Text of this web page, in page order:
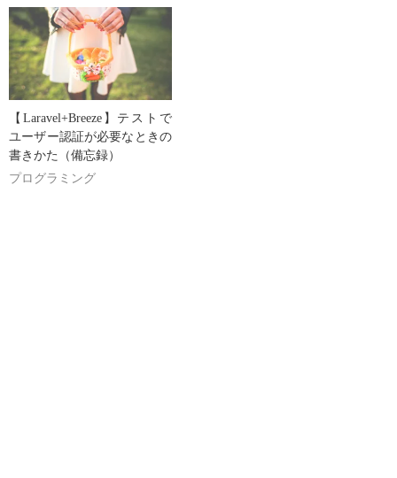
【Laravel+Breeze】テストで
ユーザー認証が必要なときの
書きかた（備忘録）
プログラミング